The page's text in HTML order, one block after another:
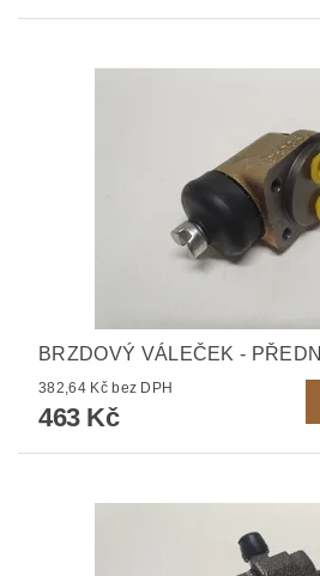
BRZDOVÝ VÁLEČEK - PŘEDNÍ
382,64 Kč bez DPH
463 Kč